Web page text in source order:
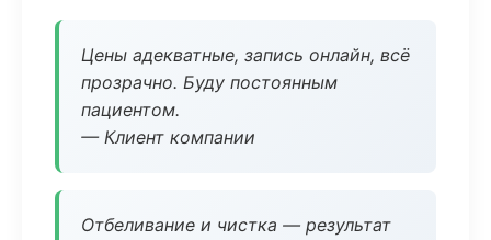
Цены адекватные, запись онлайн, всё
прозрачно. Буду постоянным
пациентом.
— Клиент компании
Отбеливание и чистка — результат